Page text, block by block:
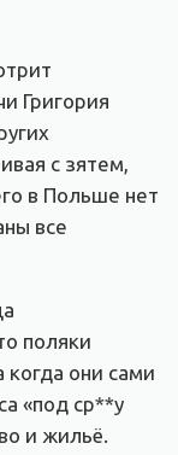
Григория
с зятем,
в Польше нет
все
поляки
когда они сами
«под ср**у
и жильё.